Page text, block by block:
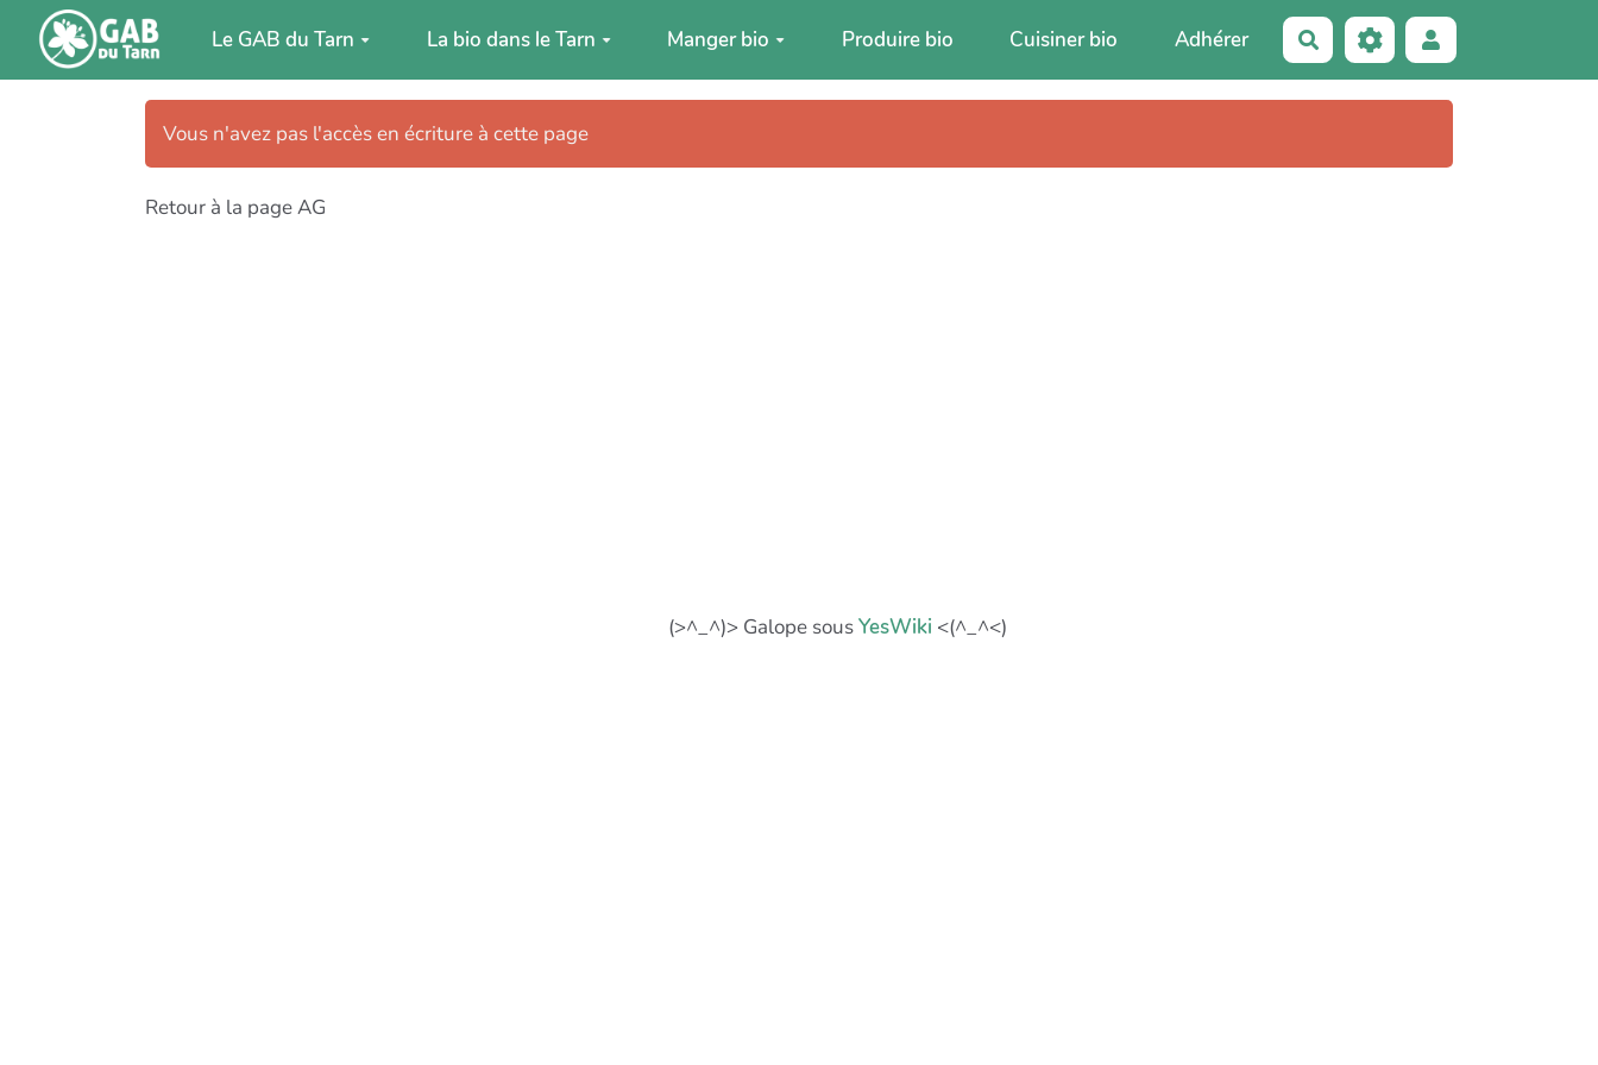
Aller au contenu principalLe GAB du Tarn La bio dans le Tarn Manger bio Produire bio Cuisiner bio Adhérer Rechercher
Vous n'avez pas l'accès en écriture à cette page
Retour à la page AG
(>^_^)> Galope sousYesWiki <(^_^<)